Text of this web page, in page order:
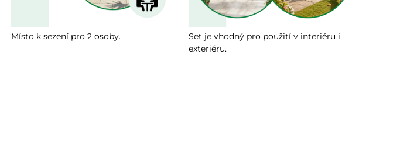
Místo k sezení pro 2 osoby.
Set je vhodný pro použití v interiéru i
exteriéru.